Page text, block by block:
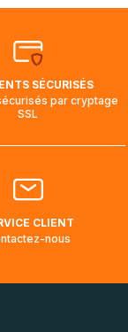
SÉCURISÉS
par cryptage
SSL
CLIENT
nous